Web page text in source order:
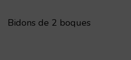
Bidons de 2 boques